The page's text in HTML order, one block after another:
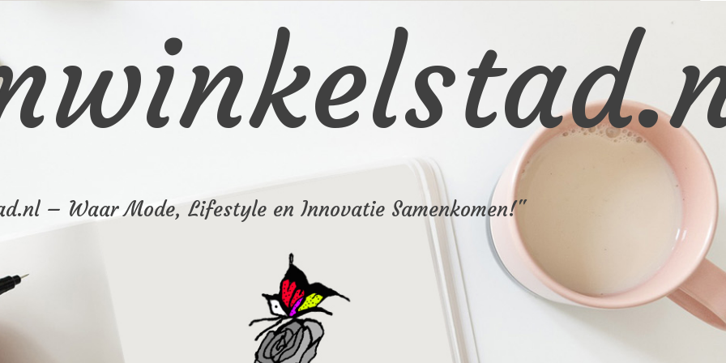
– Waar Mode, Lifestyle en Innovatie Samenkomen!"